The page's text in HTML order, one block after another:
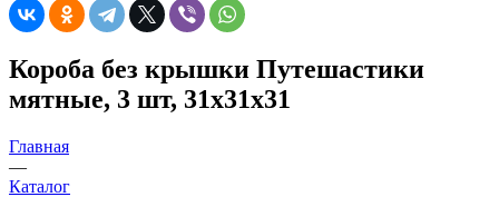
Короба без крышки Путешастики
мятные, 3 шт, 31х31х31
Главная
—
Каталог